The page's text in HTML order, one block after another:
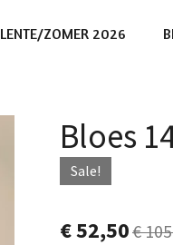
LENTE/ZOMER 2026
Bloes
Sale!
€ 52,50€